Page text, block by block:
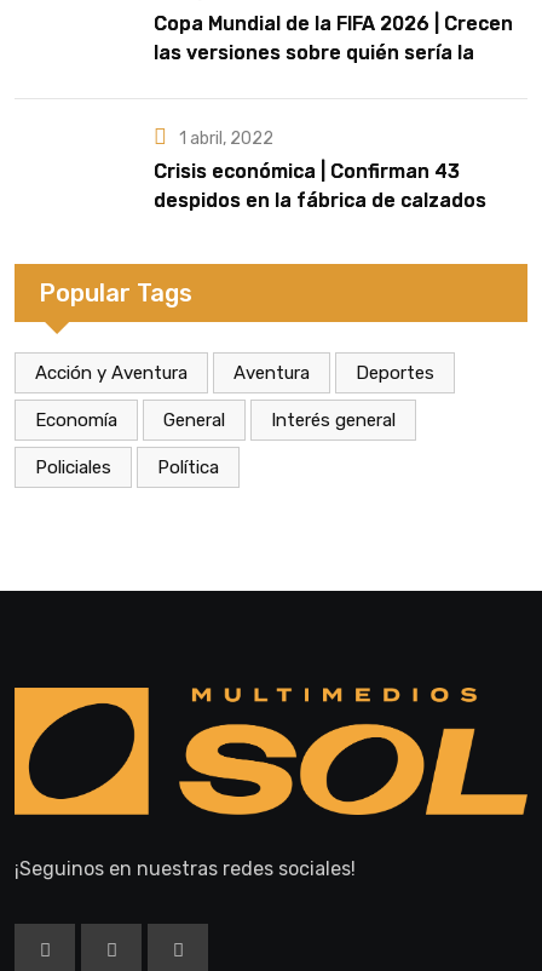
Copa Mundial de la FIFA 2026 | Crecen
las versiones sobre quién sería la
1 abril, 2022
Crisis económica | Confirman 43
despidos en la fábrica de calzados
Popular Tags
Acción y Aventura Aventura Deportes
Economía General Interés general
Policiales Política
¡Seguinos en nuestras redes sociales!